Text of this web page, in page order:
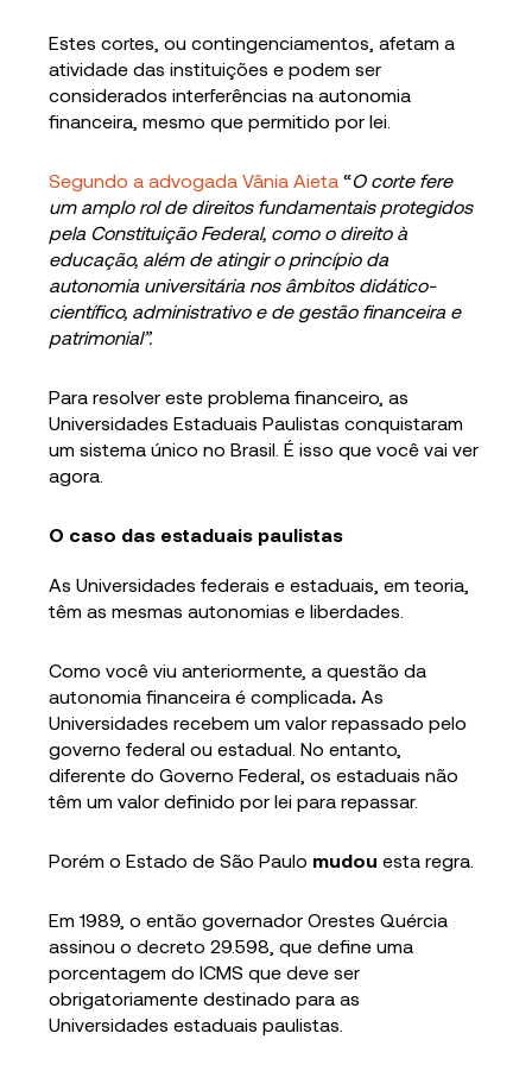
Estes cortes, ou contingenciamentos, afetam a
atividade das instituições e podem ser
considerados interferências na autonomia
financeira, mesmo que permitido por lei.
Segundo a advogada Vânia Aieta “O corte fere
um amplo rol de direitos fundamentais protegidos
pela Constituição Federal, como o direito à
educação, além de atingir o princípio da
autonomia universitária nos âmbitos didático-
científico, administrativo e de gestão financeira e
patrimonial”.
Para resolver este problema financeiro, as
Universidades Estaduais Paulistas conquistaram
um sistema único no Brasil. É isso que você vai ver
agora.
O caso das estaduais paulistas
As Universidades federais e estaduais, em teoria,
têm as mesmas autonomias e liberdades.
Como você viu anteriormente, a questão da
autonomia financeira é complicada. As
Universidades recebem um valor repassado pelo
governo federal ou estadual. No entanto,
diferente do Governo Federal, os estaduais não
têm um valor definido por lei para repassar.
Porém o Estado de São Paulo mudouesta regra.
Em 1989, o então governador Orestes Quércia
assinou o decreto 29.598, que define uma
porcentagem do ICMS que deve ser
obrigatoriamente destinado para as
Universidades estaduais paulistas.